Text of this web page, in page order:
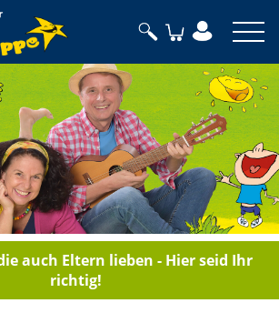
auch Eltern lieben - Hier seid Ihr
richtig!